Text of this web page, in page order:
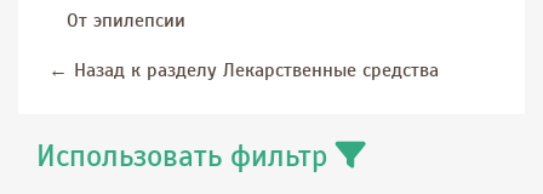
От эпилепсии
← Назад к разделу Лекарственные средства
Использовать фильтр